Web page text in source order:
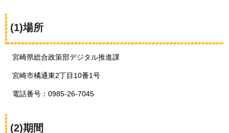
(1)場所
宮崎県総合政策部デジタル推進課
宮崎市橘通東2丁目10番1号
電話番号：0985-26-7045
(2)期間